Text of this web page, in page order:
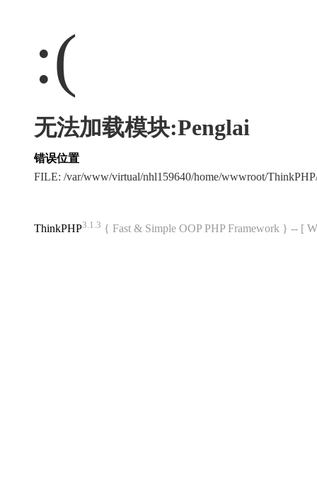
:(
无法加载模块:Penglai
错误位置
FILE: /var/www/virtual/nhl159640/home/wwwroot/
ThinkPHP3.1.3 { Fast & Simple OOP PHP Framework } -- [